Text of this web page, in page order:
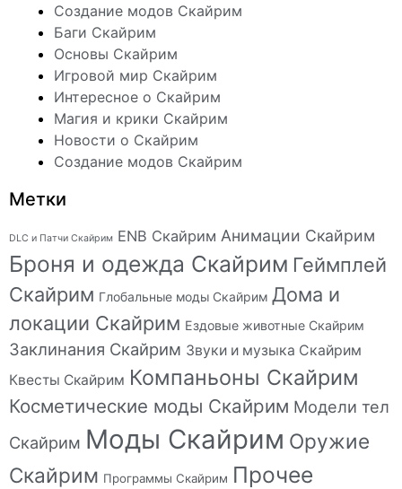
Создание модов Скайрим
Баги Скайрим
Основы Скайрим
Игровой мир Скайрим
Интересное о Скайрим
Магия и крики Скайрим
Новости о Скайрим
Создание модов Скайрим
Метки
DLC и Патчи Скайрим ENB Скайрим Анимации Скайрим
Броня и одежда Скайрим Геймплей
Скайрим Глобальные моды Скайрим Дома и
локации Скайрим Ездовые животные Скайрим
Заклинания Скайрим Звуки и музыка Скайрим
Квесты Скайрим Компаньоны Скайрим
Косметические моды Скайрим Модели тел
Скайрим Моды Скайрим Оружие
Скайрим Программы Скайрим Прочее